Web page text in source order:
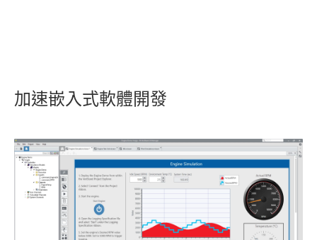
加速嵌入式軟體開發